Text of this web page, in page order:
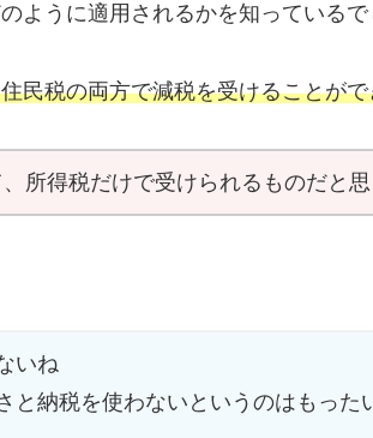
ように適用されるかを知っているで
民税の両方で減税を受けることが
所得税だけで受けられるものだと思
いね
と納税を使わないというのはもった